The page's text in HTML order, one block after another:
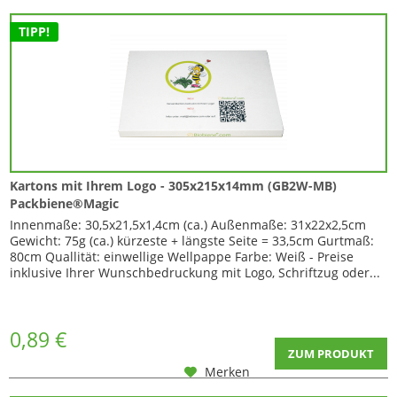
TIPP!
Kartons mit Ihrem Logo - 305x215x14mm (GB2W-MB)
Packbiene®Magic
Innenmaße: 30,5x21,5x1,4cm (ca.) Außenmaße: 31x22x2,5cm
Gewicht: 75g (ca.) kürzeste + längste Seite = 33,5cm Gurtmaß:
80cm Quallität: einwellige Wellpappe Farbe: Weiß - Preise
inklusive Ihrer Wunschbedruckung mit Logo, Schriftzug oder...
0,89 € ZUM PRODUKT
Merken